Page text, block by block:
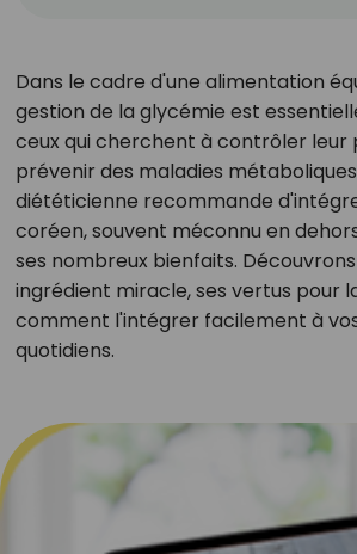
Dans le cadre d'une alimentation
gestion de la glycémie est
ceux qui cherchent à contrôler leur
prévenir des maladies
diététicienne recommande
coréen, souvent méconnu en
ses nombreux bienfaits.
ingrédient miracle, ses vertus pour
comment l'intégrer facilement à
quotidiens.